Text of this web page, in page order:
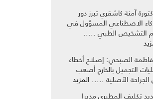
آمنة كاشقري تبرز دور
الاصطناعي المسؤول في
التشخيص الطبي .....
الصبحي: إصلاح أخطاء
التجميل بالخارج أصعب
الأصلية ..... المزيد
تكليف المطيري مديرا